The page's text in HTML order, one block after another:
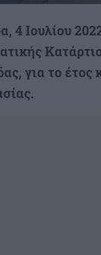
4 Ιουλίου
για το έτος